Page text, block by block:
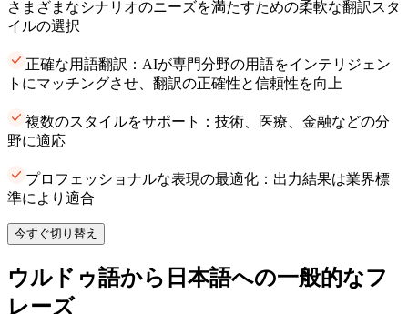
さまざまなシナリオのニーズを満たすための柔軟な翻訳スタ
イルの選択
正確な用語翻訳：AIが専門分野の用語をインテリジェン
トにマッチングさせ、翻訳の正確性と信頼性を向上
複数のスタイルをサポート：技術、医療、金融などの分
野に適応
プロフェッショナルな表現の最適化：出力結果は業界標
準により適合
今すぐ切り替え
ウルドゥ語から日本語への一般的なフ
レーズ